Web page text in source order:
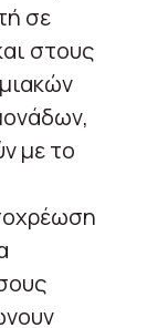
σε
στους
με το